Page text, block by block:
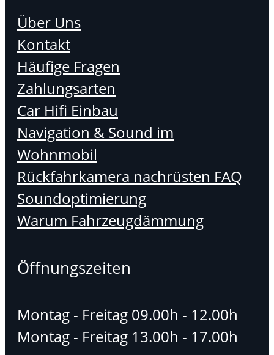
Über Uns
Kontakt
Häufige Fragen
Zahlungsarten
Car Hifi Einbau
Navigation & Sound im
Wohnmobil
Rückfahrkamera nachrüsten FAQ
Soundoptimierung
Warum Fahrzeugdämmung
Öffnungszeiten
Montag - Freitag 09.00h - 12.00h
Montag - Freitag 13.00h - 17.00h